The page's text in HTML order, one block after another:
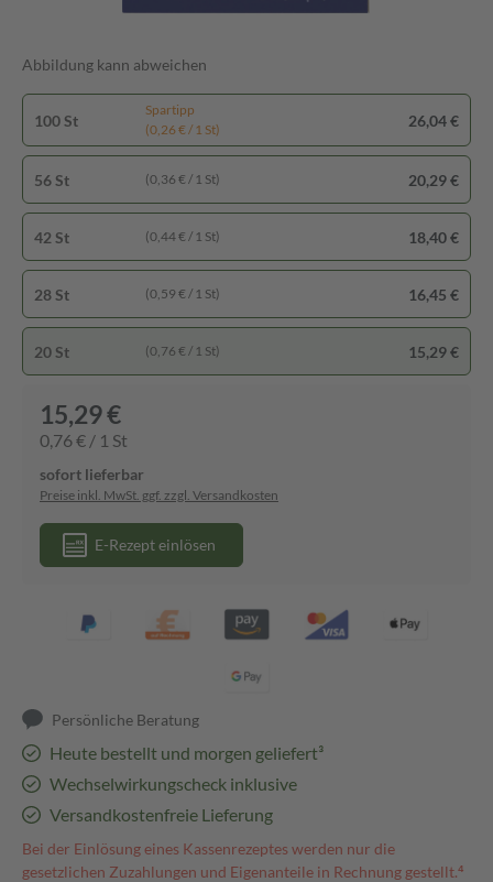
Abbildung kann abweichen
100 St
Spartipp
(0,26 € / 1 St)
26,04 €
56 St (0,36 € / 1 St) 20,29 €
42 St (0,44 € / 1 St) 18,40 €
28 St (0,59 € / 1 St) 16,45 €
20 St (0,76 € / 1 St) 15,29 €
15,29 €
0,76 € / 1 St
sofort lieferbar
Preise inkl. MwSt. ggf. zzgl. Versandkosten
E-Rezept einlösen
Persönliche Beratung
Heute bestellt und morgen geliefert³
Wechselwirkungscheck inklusive
Versandkostenfreie Lieferung
Bei der Einlösung eines Kassenrezeptes werden nur die
gesetzlichen Zuzahlungen und Eigenanteile in Rechnung gestellt.⁴